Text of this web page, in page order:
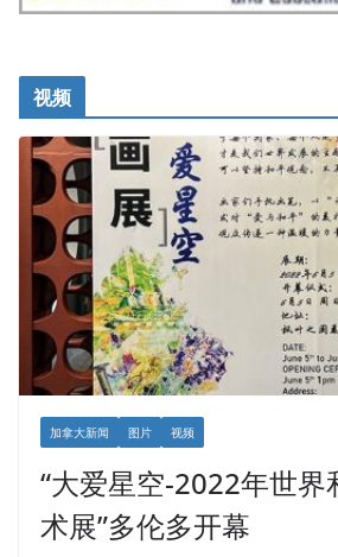
视频
加拿大新闻 图片 视频
“大爱星空-2022年世界
术展”多伦多开幕